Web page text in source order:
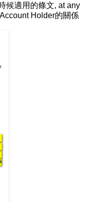
候適用的條文, at any
Holder的關係